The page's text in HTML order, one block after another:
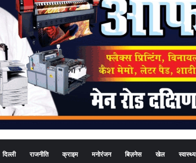
दिल्ली राजनीति क्राइम मनोरंजन बिज़नेस खेल स्वास्थ्य